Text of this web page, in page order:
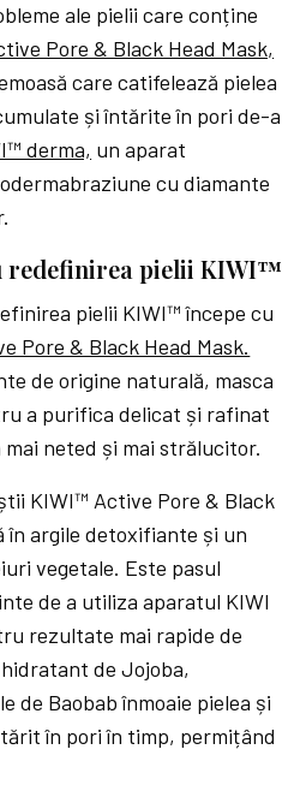
ale pielii care conține
Pore & Black Head Mask,
care catifelează pielea
și întărite în pori de-a
derma, un aparat
cu diamante
redefinirea pielii KIWI™
pielii KIWI™ începe cu
Pore & Black Head Mask.
de origine naturală, masca
a purifica delicat și rafinat
neted și mai strălucitor.
KIWI™ Active Pore & Black
în argile detoxifiante și un
vegetale. Este pasul
de a utiliza aparatul KIWI
rezultate mai rapide de
de Jojoba,
de Baobab înmoaie pielea și
în pori în timp, permițând